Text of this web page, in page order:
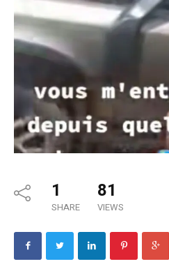
1
SHARE
81
VIEWS